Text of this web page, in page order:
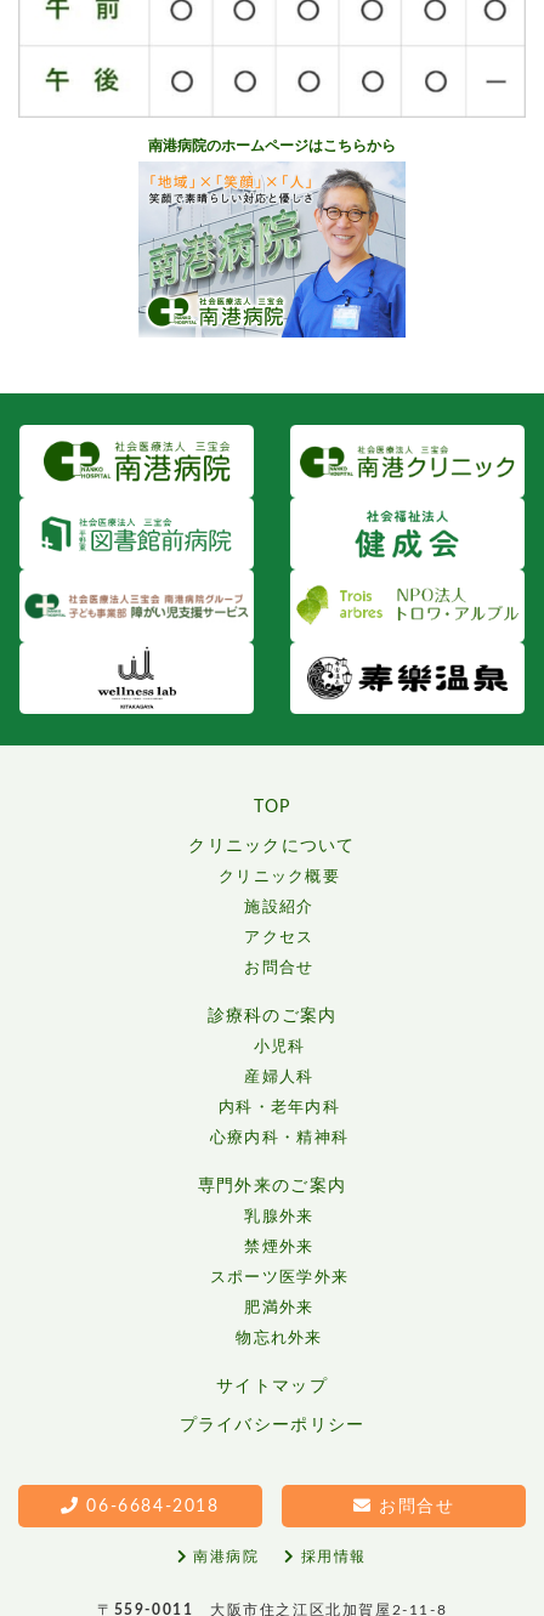
南港病院のホームページはこちらから
TOP
クリニックについて
クリニック概要
施設紹介
アクセス
お問合せ
診療科のご案内
小児科
産婦人科
内科・老年内科
心療内科・精神科
専門外来のご案内
乳腺外来
禁煙外来
スポーツ医学外来
肥満外来
物忘れ外来
サイトマップ
プライバシーポリシー
06-6684-2018 お問合せ
南港病院 採用情報
〒 559-0011 大阪市住之江区北加賀屋2-11-8